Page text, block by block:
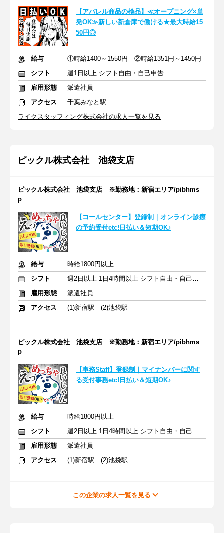
【アパレル商品の検品】≪オープニング×単
発OK≫新しい新倉庫で働ける★最大時給15
50円◎
給与
①時給1400～1550円 ②時給1351円～1450円
シフト
週1日以上 シフト自由・自己申告
雇用形態
派遣社員
アクセス
千葉みなと駅
ライクスタッフィング株式会社の求人一覧を見る
ピックル株式会社 池袋支店
ピックル株式会社 池袋支店 ※勤務地：新宿エリア/pibhms
p
【コールセンター】登録制｜オンライン診療
の予約受付etc!日払い＆短期OK♪
給与
時給1800円以上
シフト
週2日以上 1日4時間以上 シフト自由・自己申告
雇用形態
派遣社員
アクセス
(1)新宿駅 (2)池袋駅
ピックル株式会社 池袋支店 ※勤務地：新宿エリア/pibhms
p
【事務Staff】登録制｜マイナンバーに関す
る受付事務etc!日払い＆短期OK♪
給与
時給1800円以上
シフト
週2日以上 1日4時間以上 シフト自由・自己申告
雇用形態
派遣社員
アクセス
(1)新宿駅 (2)池袋駅
この企業の求人一覧を見る